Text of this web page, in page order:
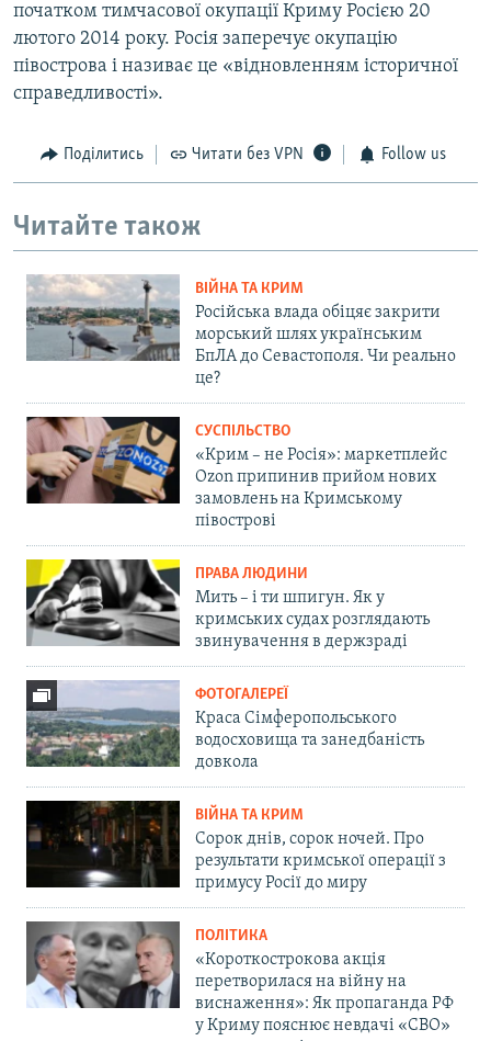
початком тимчасової окупації Криму Росією 20
лютого 2014 року. Росія заперечує окупацію
півострова і називає це «відновленням історичної
справедливості».
Поділитись Читати без VPN Follow us
Читайте також
ВІЙНА ТА КРИМ
Російська влада обіцяє закрити
морський шлях українським
БпЛА до Севастополя. Чи реально
це?
СУСПІЛЬСТВО
«Крим – не Росія»: маркетплейс
Ozon припинив прийом нових
замовлень на Кримському
півострові
ПРАВА ЛЮДИНИ
Мить – і ти шпигун. Як у
кримських судах розглядають
звинувачення в держзраді
ФОТОГАЛЕРЕЇ
Краса Сімферопольського
водосховища та занедбаність
довкола
ВІЙНА ТА КРИМ
Сорок днів, сорок ночей. Про
результати кримської операції з
примусу Росії до миру
ПОЛІТИКА
«Короткострокова акція
перетворилася на війну на
виснаження»: Як пропаганда РФ
у Криму пояснює невдачі «СВО»